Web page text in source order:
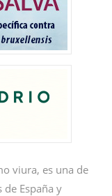
viura, es una de
España y